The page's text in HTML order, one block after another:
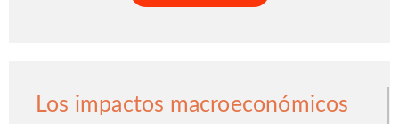
Los impactos macroeconómicos